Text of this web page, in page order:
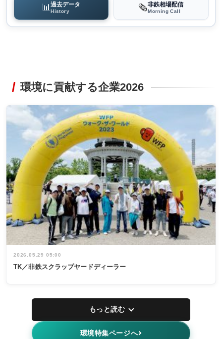
📊過去データ
History 🗞️非鉄相場配信
Morning Call
環境に貢献する企業2026
2026.05.29 05:00
TK／非鉄スクラップヤードディーラー
もっと読む
環境特集ページへ